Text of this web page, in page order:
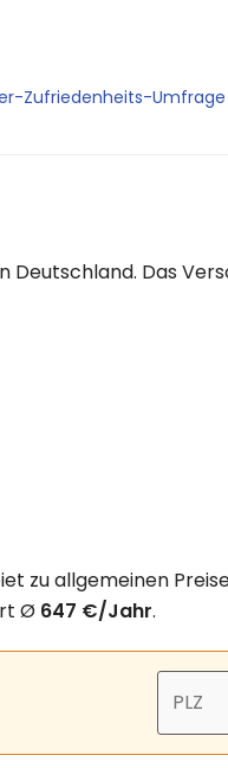
Zufriedenheits-Umfrage
Deutschland. Das
zu allgemeinen
Ø 647 €/Jahr.